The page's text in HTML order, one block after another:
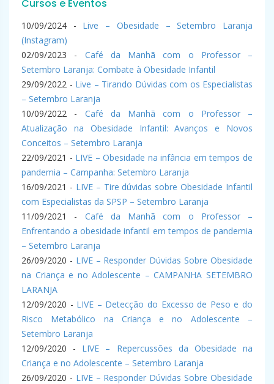
Cursos e Eventos
10/09/2024 - Live – Obesidade – Setembro Laranja
(Instagram)
02/09/2023 - Café da Manhã com o Professor –
Setembro Laranja: Combate à Obesidade Infantil
29/09/2022 - Live – Tirando Dúvidas com os Especialistas
– Setembro Laranja
10/09/2022 - Café da Manhã com o Professor –
Atualização na Obesidade Infantil: Avanços e Novos
Conceitos – Setembro Laranja
22/09/2021 - LIVE – Obesidade na infância em tempos de
pandemia – Campanha: Setembro Laranja
16/09/2021 - LIVE – Tire dúvidas sobre Obesidade Infantil
com Especialistas da SPSP – Setembro Laranja
11/09/2021 - Café da Manhã com o Professor –
Enfrentando a obesidade infantil em tempos de pandemia
– Setembro Laranja
26/09/2020 - LIVE – Responder Dúvidas Sobre Obesidade
na Criança e no Adolescente – CAMPANHA SETEMBRO
LARANJA
12/09/2020 - LIVE – Detecção do Excesso de Peso e do
Risco Metabólico na Criança e no Adolescente –
Setembro Laranja
12/09/2020 - LIVE – Repercussões da Obesidade na
Criança e no Adolescente – Setembro Laranja
26/09/2020 - LIVE – Responder Dúvidas Sobre Obesidade